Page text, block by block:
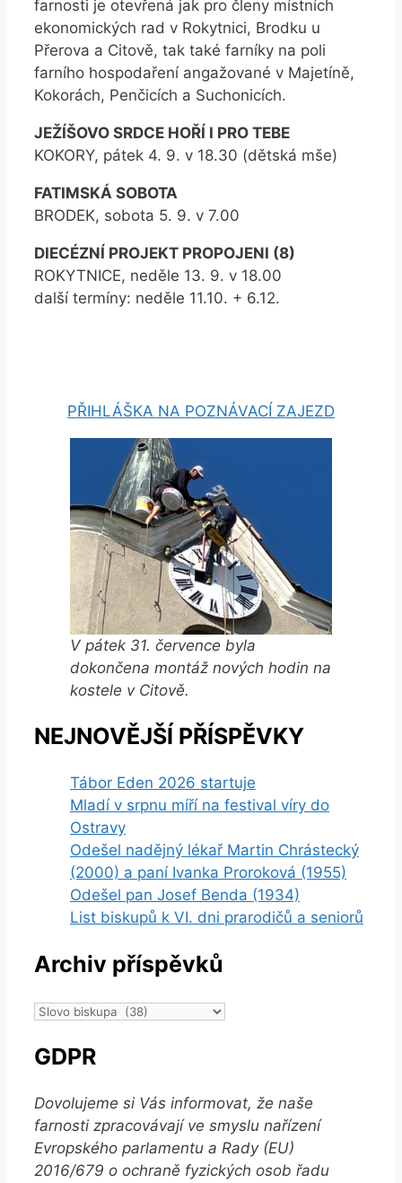
farnosti je otevřená jak pro členy místních
ekonomických rad v Rokytnici, Brodku u
Přerova a Citově, tak také farníky na poli
farního hospodaření angažované v Majetíně,
Kokorách, Penčicích a Suchonicích.
JEŽÍŠOVO SRDCE HOŘÍ I PRO TEBE
KOKORY, pátek 4. 9. v 18.30 (dětská mše)
FATIMSKÁ SOBOTA
BRODEK, sobota 5. 9. v 7.00
DIECÉZNÍ PROJEKT PROPOJENI (8)
ROKYTNICE, neděle 13. 9. v 18.00
další termíny: neděle 11.10. + 6.12.
PŘIHLÁŠKA NA POZNÁVACÍ ZAJEZD
V pátek 31. července byla
dokončena montáž nových hodin na
kostele v Citově.
NEJNOVĚJŠÍ PŘÍSPĚVKY
Tábor Eden 2026 startuje
Mladí v srpnu míří na festival víry do
Ostravy
Odešel nadějný lékař Martin Chrástecký
(2000) a paní Ivanka Proroková (1955)
Odešel pan Josef Benda (1934)
List biskupů k VI. dni prarodičů a seniorů
Archiv příspěvků
Archiv
GDPR
Dovolujeme si Vás informovat, že naše
farnosti zpracovávají ve smyslu nařízení
Evropského parlamentu a Rady (EU)
2016/679 o ochraně fyzických osob řadu